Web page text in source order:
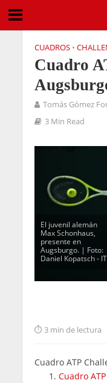
CUADROS •
Cuadro
Tomás Gómez
3 Min Read
El juvenil alemán
Max Schonhaus,
presente en
Augsburgo. | Foto:
Daniel Kopatsch -
3 min de lectura
Cuadro ATP
Cuadro